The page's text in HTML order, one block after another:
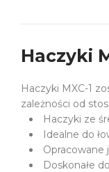
Haczyki
Haczyki MXC-1
zależności od
Haczyki ze
Idealne do
Opracowane
Doskonałe